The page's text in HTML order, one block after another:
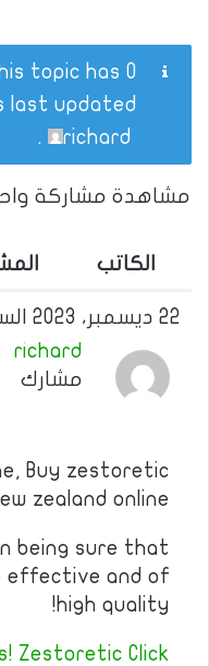
last updated
richard
.
مشاهدة مشاركة
الكاتب
22 ديسمبر، 2023 الساعة 4:52 م
richard
مشارك
Buy zestoretic
zealand online
being sure that
effective and of
high quality!
Zestoretic Click